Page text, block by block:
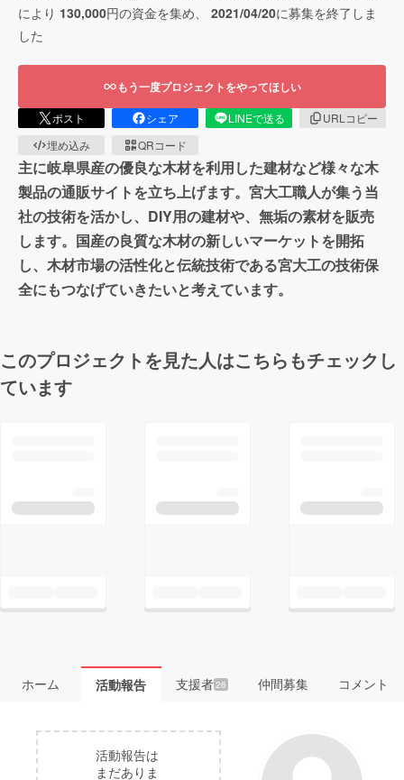
により 130,000円の資金を集め、 2021/04/20に募集を終了しま
した
もう一度プロジェクトをやってほしい
ポスト シェア LINEで送る
URLコピー
埋め込み
QRコード
主に岐阜県産の優良な木材を利用した建材など様々な木
製品の通販サイトを立ち上げます。宮大工職人が集う当
社の技術を活かし、DIY用の建材や、無垢の素材を販売
します。国産の良質な木材の新しいマーケットを開拓
し、木材市場の活性化と伝統技術である宮大工の技術保
全にもつなげていきたいと考えています。
このプロジェクトを見た人はこちらもチェックし
ています
ホーム 活動報告 支援者 26 仲間募集 コメント
活動報告は
まだありま